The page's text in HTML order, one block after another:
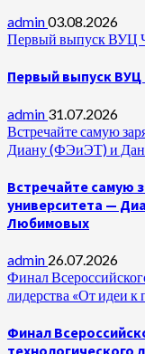
admin03.08.2026
Первый выпуск ВУЦ
Первый выпуск ВУЦ
admin 31.07.2026
Встречайте самую
Диану (ФЭиЭТ) и
Встречайте самую
университета —
Любимовых
admin 26.07.2026
Финал
лидерства «От идеи к
Финал